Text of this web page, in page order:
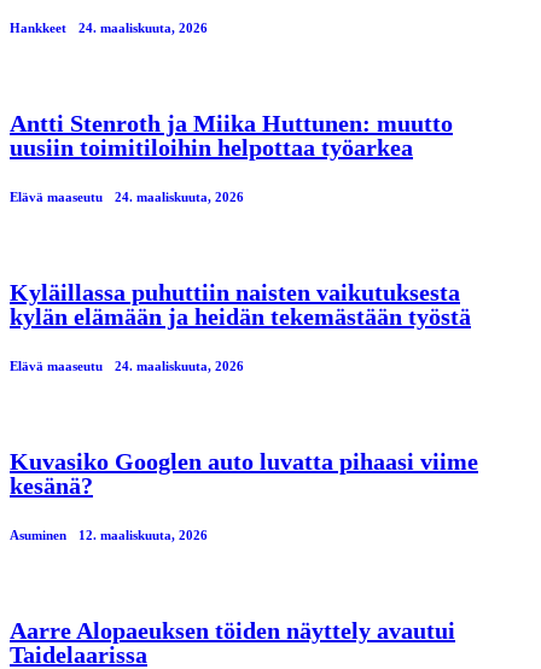
Hankkeet 24. maaliskuuta, 2026
Antti Stenroth ja Miika Huttunen: muutto
uusiin toimitiloihin helpottaa työarkea
Elävä maaseutu 24. maaliskuuta, 2026
Kyläillassa puhuttiin naisten vaikutuksesta
kylän elämään ja heidän tekemästään työstä
Elävä maaseutu 24. maaliskuuta, 2026
Kuvasiko Googlen auto luvatta pihaasi viime
kesänä?
Asuminen 12. maaliskuuta, 2026
Aarre Alopaeuksen töiden näyttely avautui
Taidelaarissa